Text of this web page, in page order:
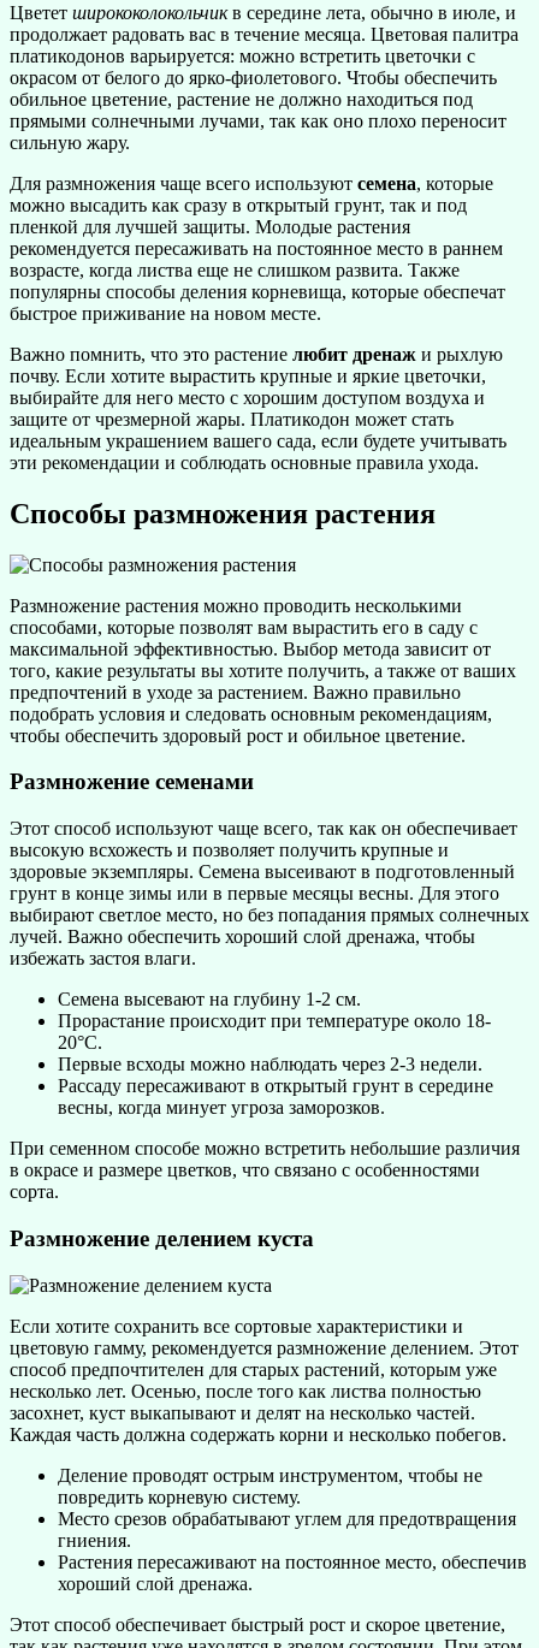
Цветет ширококолокольчикв середине лета, обычно в июле, и
продолжает радовать вас в течение месяца. Цветовая палитра
платикодонов варьируется: можно встретить цветочки с
окрасом от белого до ярко-фиолетового. Чтобы обеспечить
обильное цветение, растение не должно находиться под
прямыми солнечными лучами, так как оно плохо переносит
сильную жару.
Для размножения чаще всего используют семена, которые
можно высадить как сразу в открытый грунт, так и под
пленкой для лучшей защиты. Молодые растения
рекомендуется пересаживать на постоянное место в раннем
возрасте, когда листва еще не слишком развита. Также
популярны способы деления корневища, которые обеспечат
быстрое приживание на новом месте.
Важно помнить, что это растение любит дренаж и рыхлую
почву. Если хотите вырастить крупные и яркие цветочки,
выбирайте для него место с хорошим доступом воздуха и
защите от чрезмерной жары. Платикодон может стать
идеальным украшением вашего сада, если будете учитывать
эти рекомендации и соблюдать основные правила ухода.
Способы размножения растения
Размножение растения можно проводить несколькими
способами, которые позволят вам вырастить его в саду с
максимальной эффективностью. Выбор метода зависит от
того, какие результаты вы хотите получить, а также от ваших
предпочтений в уходе за растением. Важно правильно
подобрать условия и следовать основным рекомендациям,
чтобы обеспечить здоровый рост и обильное цветение.
Размножение семенами
Этот способ используют чаще всего, так как он обеспечивает
высокую всхожесть и позволяет получить крупные и
здоровые экземпляры. Семена высеивают в подготовленный
грунт в конце зимы или в первые месяцы весны. Для этого
выбирают светлое место, но без попадания прямых солнечных
лучей. Важно обеспечить хороший слой дренажа, чтобы
избежать застоя влаги.
Семена высевают на глубину 1-2 см.
Прорастание происходит при температуре около 18-
20°C.
Первые всходы можно наблюдать через 2-3 недели.
Рассаду пересаживают в открытый грунт в середине
весны, когда минует угроза заморозков.
При семенном способе можно встретить небольшие различия
в окрасе и размере цветков, что связано с особенностями
сорта.
Размножение делением куста
Если хотите сохранить все сортовые характеристики и
цветовую гамму, рекомендуется размножение делением. Этот
способ предпочтителен для старых растений, которым уже
несколько лет. Осенью, после того как листва полностью
засохнет, куст выкапывают и делят на несколько частей.
Каждая часть должна содержать корни и несколько побегов.
Деление проводят острым инструментом, чтобы не
повредить корневую систему.
Место срезов обрабатывают углем для предотвращения
гниения.
Растения пересаживают на постоянное место, обеспечив
хороший слой дренажа.
Этот способ обеспечивает быстрый рост и скорое цветение,